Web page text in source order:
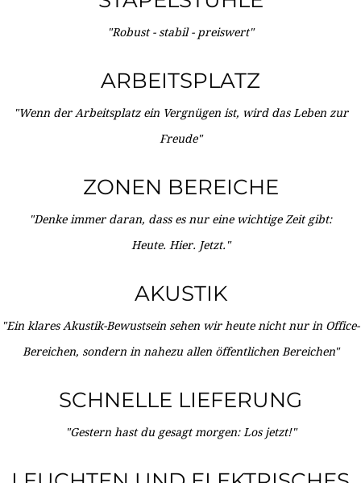
"Robust - stabil - preiswert"
ARBEITSPLATZ
"Wenn der Arbeitsplatz ein Vergnügen ist, wird das Leben zur
Freude"
ZONEN BEREICHE
"Denke immer daran, dass es nur eine wichtige Zeit gibt:
Heute. Hier. Jetzt."
AKUSTIK
"Ein klares Akustik-Bewustsein sehen wir heute nicht nur in Office-
Bereichen, sondern in nahezu allen öffentlichen Bereichen"
SCHNELLE LIEFERUNG
"Gestern hast du gesagt morgen: Los jetzt!"